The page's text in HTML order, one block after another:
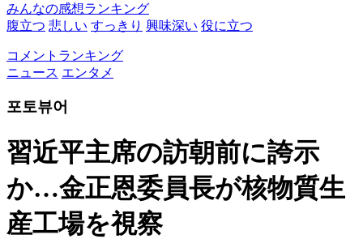
みんなの感想ランキング
腹立つ 悲しい すっきり 興味深い 役に立つ
コメントランキング
ニュース エンタメ
포토뷰어
習近平主席の訪朝前に誇示
か…金正恩委員長が核物質生
産工場を視察